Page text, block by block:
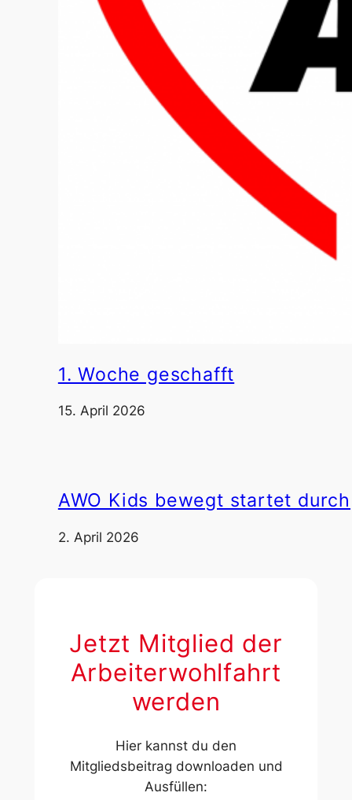
1. Woche geschafft
15. April 2026
AWO Kids bewegt startet durch
2. April 2026
Jetzt Mitglied der
Arbeiterwohlfahrt
werden
Hier kannst du den
Mitgliedsbeitrag downloaden und
Ausfüllen: